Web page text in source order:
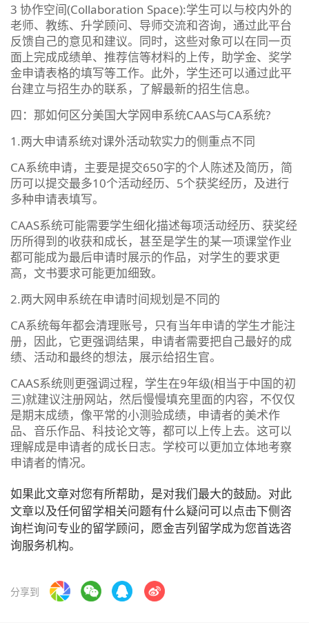
3 协作空间(Collaboration Space):学生可以与校内外的
老师、教练、升学顾问、导师交流和咨询，通过此平台
反馈自己的意见和建议。同时，这些对象可以在同一页
面上完成成绩单、推荐信等材料的上传，助学金、奖学
金申请表格的填写等工作。此外，学生还可以通过此平
台建立与招生办的联系，了解最新的招生信息。
四：那如何区分美国大学网申系统CAAS与CA系统?
1.两大申请系统对课外活动软实力的侧重点不同
CA系统申请，主要是提交650字的个人陈述及简历，简
历可以提交最多10个活动经历、5个获奖经历，及进行
多种申请表填写。
CAAS系统可能需要学生细化描述每项活动经历、获奖经
历所得到的收获和成长，甚至是学生的某一项课堂作业
都可能成为最后申请时展示的作品，对学生的要求更
高，文书要求可能更加细致。
2.两大网申系统在申请时间规划是不同的
CA系统每年都会清理账号，只有当年申请的学生才能注
册，因此，它更强调结果，申请者需要把自己最好的成
绩、活动和最终的想法，展示给招生官。
CAAS系统则更强调过程，学生在9年级(相当于中国的初
三)就建议注册网站，然后慢慢填充里面的内容，不仅仅
是期末成绩，像平常的小测验成绩，申请者的美术作
品、音乐作品、科技论文等，都可以上传上去。这可以
理解成是申请者的成长日志。学校可以更加立体地考察
申请者的情况。
如果此文章对您有所帮助，是对我们最大的鼓励。对此
文章以及任何留学相关问题有什么疑问可以点击下侧咨
询栏询问专业的留学顾问，愿金吉列留学成为您首选咨
询服务机构。
分享到